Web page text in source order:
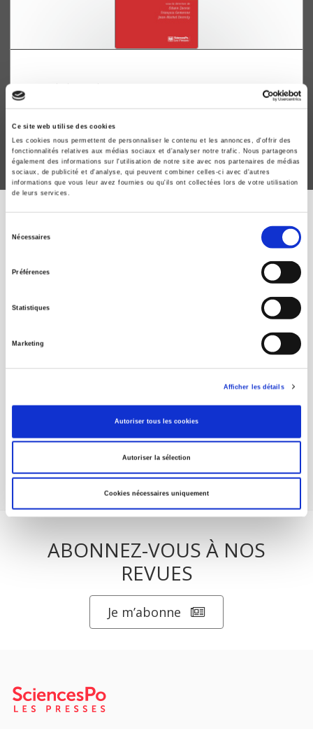
Ce site web utilise des cookies
Les cookies nous permettent de personnaliser le contenu et les annonces, d'offrir des
fonctionnalités relatives aux médias sociaux et d'analyser notre trafic. Nous partageons
également des informations sur l'utilisation de notre site avec nos partenaires de médias
sociaux, de publicité et d'analyse, qui peuvent combiner celles-ci avec d'autres
informations que vous leur avez fournies ou qu'ils ont collectées lors de votre utilisation
de leurs services.
Nécessaires
Préférences
Statistiques
Marketing
Afficher les détails
Autoriser tous les cookies
Autoriser la sélection
Cookies nécessaires uniquement
Jean-Michel Decroly, François Gemenne
ÉVÉNEMENTS PRÉCÉDENTS
Sciences Po – Amphithéâtre Caquot
ABONNEZ-VOUS À NOS
REVUES
Je m’abonne